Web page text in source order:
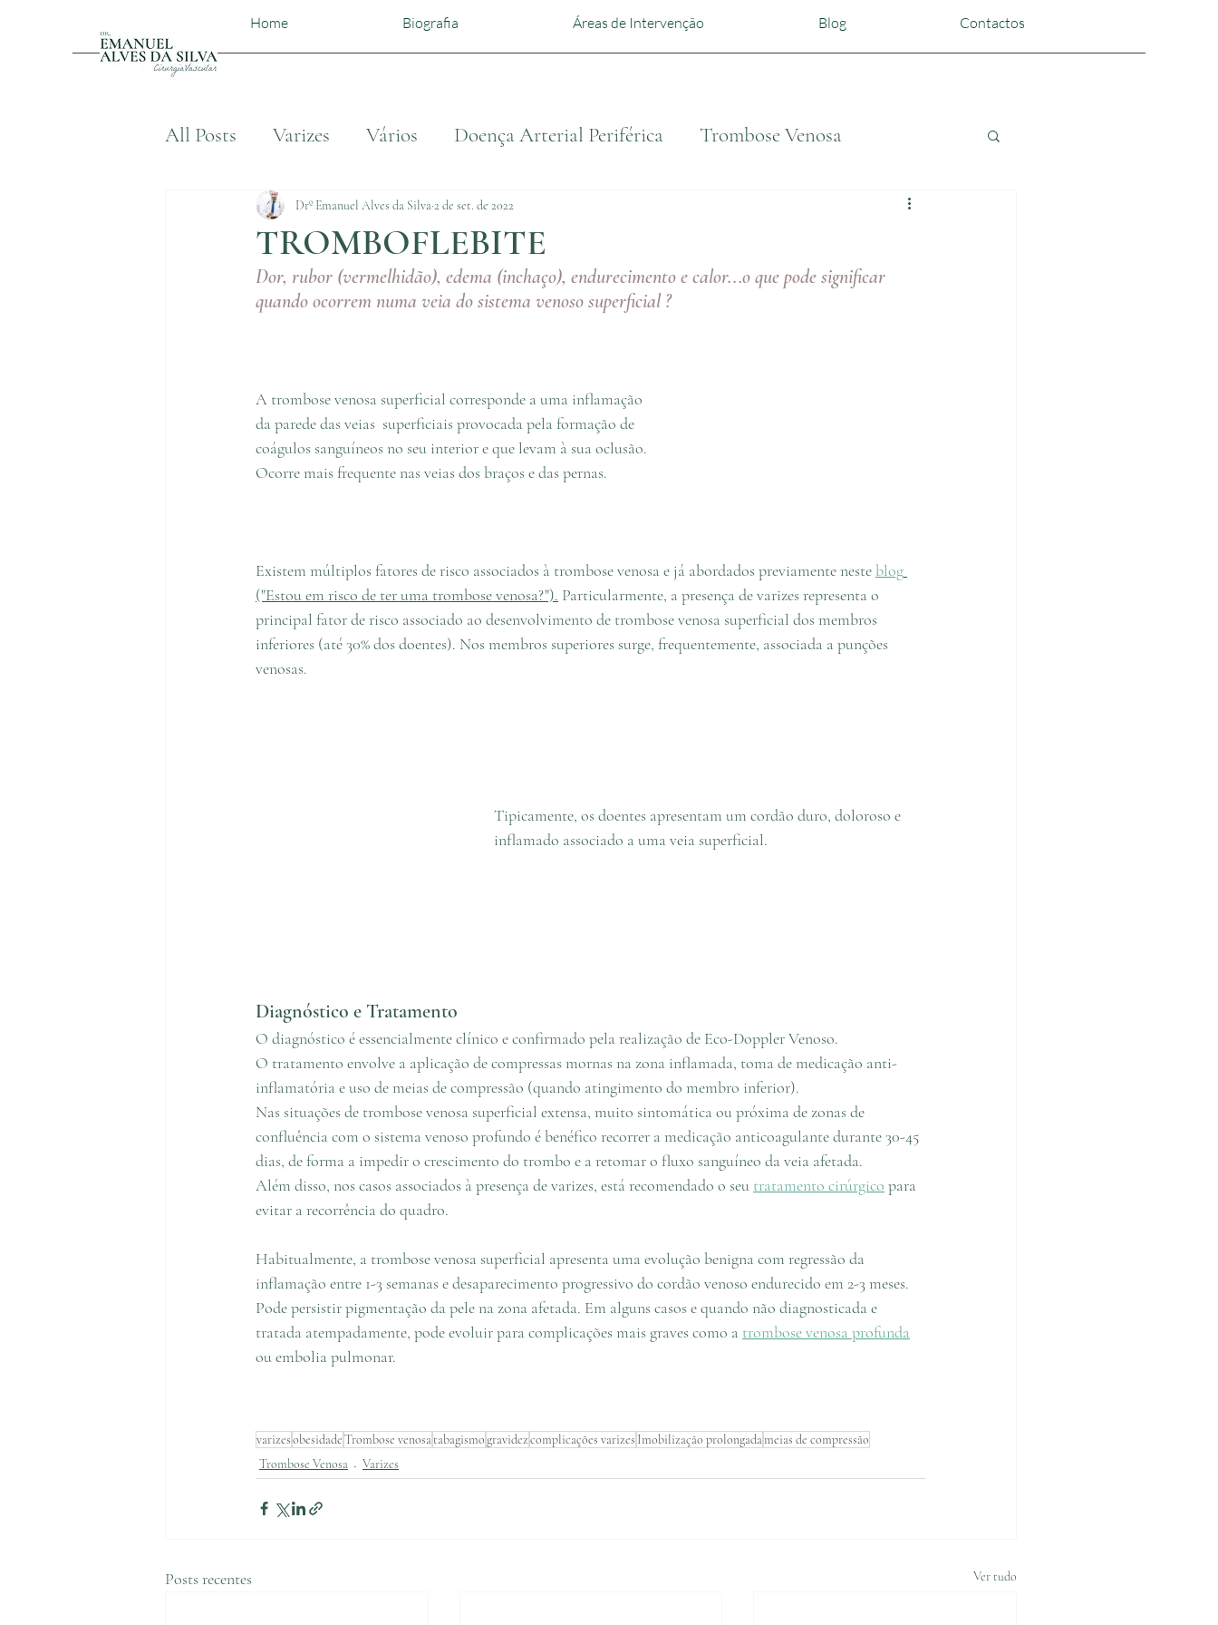
Home Biografia Áreas de Intervenção Blog Contactos
All Posts Varizes Vários Doença Arterial Periférica Trombose Venosa
TROMBOFLEBITE
Drº Emanuel Alves da Silva2 de set. de 2022
Dor, rubor (vermelhidão), edema (inchaço), endurecimento e calor...o que pode significar
quando ocorrem numa veia do sistema venoso superficial ?
A trombose venosa superficial corresponde a uma inflamação
da parede das veias  superficiais provocada pela formação de
coágulos sanguíneos no seu interior e que levam à sua oclusão.
Ocorre mais frequente nas veias dos braços e das pernas.
Existem múltiplos fatores de risco associados à trombose venosa e já abordados previamente neste blog
("Estou em risco de ter uma trombose venosa?"). Particularmente, a presença de varizes representa o
principal fator de risco associado ao desenvolvimento de trombose venosa superficial dos membros
inferiores (até 30% dos doentes). Nos membros superiores surge, frequentemente, associada a punções
venosas.
Tipicamente, os doentes apresentam um cordão duro, doloroso e
inflamado associado a uma veia superficial.
Diagnóstico e Tratamento
O diagnóstico é essencialmente clínico e confirmado pela realização de Eco-Doppler Venoso.
O tratamento envolve a aplicação de compressas mornas na zona inflamada, toma de medicação anti-
inflamatória e uso de meias de compressão (quando atingimento do membro inferior).
Nas situações de trombose venosa superficial extensa, muito sintomática ou próxima de zonas de
confluência com o sistema venoso profundo é benéfico recorrer a medicação anticoagulante durante 30-45
dias, de forma a impedir o crescimento do trombo e a retomar o fluxo sanguíneo da veia afetada.
Além disso, nos casos associados à presença de varizes, está recomendado o seu tratamento cirúrgico para
evitar a recorrência do quadro.
Habitualmente, a trombose venosa superficial apresenta uma evolução benigna com regressão da
inflamação entre 1-3 semanas e desaparecimento progressivo do cordão venoso endurecido em 2-3 meses.
Pode persistir pigmentação da pele na zona afetada. Em alguns casos e quando não diagnosticada e
tratada atempadamente, pode evoluir para complicações mais graves como a trombose venosa profunda
ou embolia pulmonar.
varizesobesidadeTrombose venosatabagismo gravidezcomplicações varizes Imobilização prolongadameias de compressão
Trombose Venosa
Varizes
Posts recentes Ver tudo